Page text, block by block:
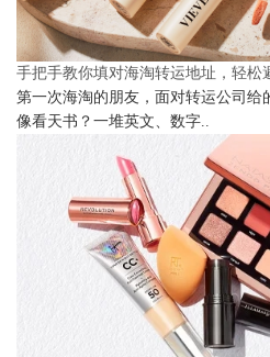
手把手教你填对海淘转运地址，轻松
第一次海淘的朋友，面对转运公司给
像看天书？一堆英文、数字..